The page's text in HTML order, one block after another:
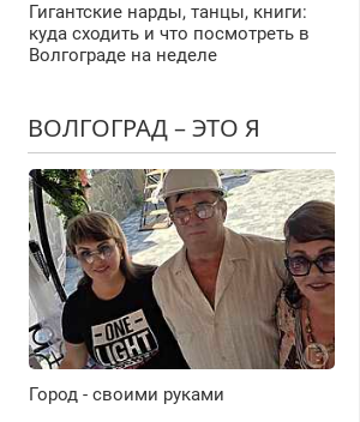
Гигантские нарды, танцы, книги:
куда сходить и что посмотреть в
Волгограде на неделе
ВОЛГОГРАД – ЭТО Я
Город - своими руками